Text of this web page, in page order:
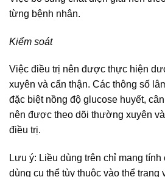
từng bệnh nhân.
Kiểm soát
Việc điều trị nên được thực hiện
xuyên và cẩn thận. Các thông số
đặc biệt nồng độ glucose huyết,
nên được theo dõi thường xuyên
điều trị.
Lưu ý: Liều dùng trên chỉ mang tính
dùng cụ thể tùy thuộc vào thể trạng